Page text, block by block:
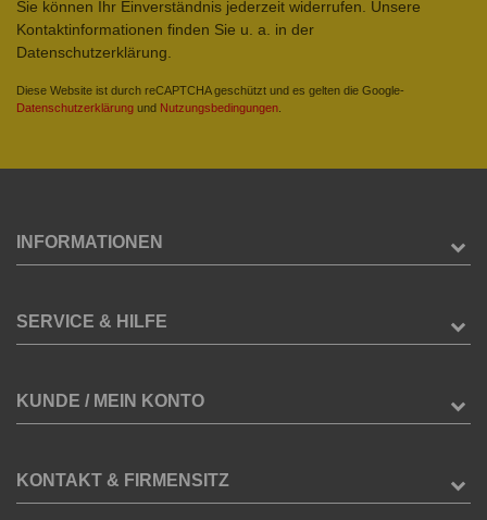
Sie können Ihr Einverständnis jederzeit widerrufen. Unsere
Kontaktinformationen finden Sie u. a. in der
Datenschutzerklärung.
Diese Website ist durch reCAPTCHA geschützt und es gelten die Google-
Datenschutzerklärung und Nutzungsbedingungen
INFORMATIONEN
SERVICE & HILFE
KUNDE / MEIN KONTO
KONTAKT & FIRMENSITZ